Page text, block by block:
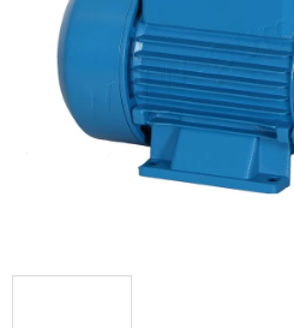
hviezdičiek.